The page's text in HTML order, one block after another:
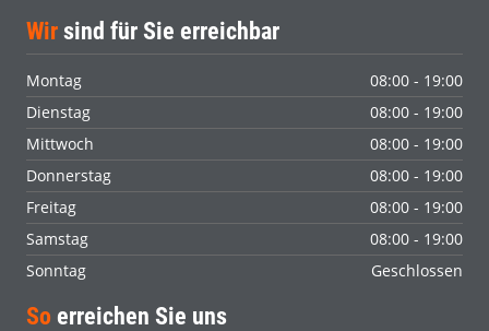
Wir sind für Sie erreichbar
Montag
08:00 - 19:00
Dienstag
08:00 - 19:00
Mittwoch
08:00 - 19:00
Donnerstag
08:00 - 19:00
Freitag
08:00 - 19:00
Samstag
08:00 - 19:00
Sonntag
Geschlossen
So erreichen Sie uns